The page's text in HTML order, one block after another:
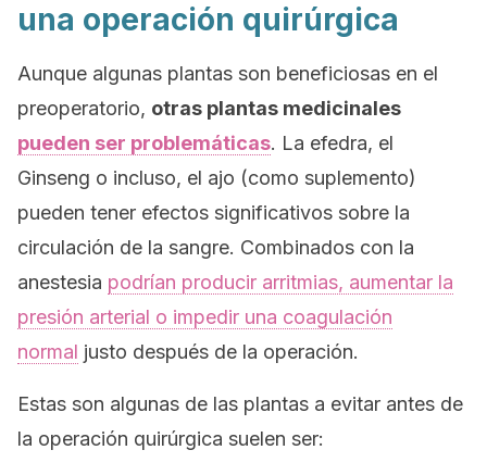
una operación quirúrgica
Aunque algunas plantas son beneficiosas en el
preoperatorio, otras plantas medicinales
pueden ser problemáticas. La efedra, el
Ginseng o incluso, el ajo (como suplemento)
pueden tener efectos significativos sobre la
circulación de la sangre. Combinados con la
anestesia podrían producir arritmias, aumentar la
presión arterial o impedir una coagulación
normal justo después de la operación.
Estas son algunas de las plantas a evitar antes de
la operación quirúrgica suelen ser: